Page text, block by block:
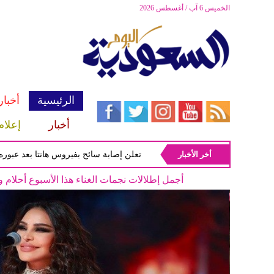
الخميس 6 آب / أغسطس 2026
الرئيسية
أخبار
الصحة الفرنسية تعلن إصابة سائح بفيروس هانتا بعد عبوره فرنسا
أخر الأخبار
النجمات يتألقن بأجمل فساتين السهرة خيارات